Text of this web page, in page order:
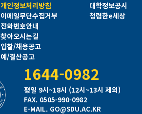
개인정보처리방침
이메일무단수집거부
전화번호안내
찾아오시는길
입찰/채용공고
예/결산공고
대학정보공시
청렴한e세상
1644-0982
평일 9시~18시 (12시~13시 제외)
FAX. 0505-990-0982
E-MAIL. GO@SDU.AC.KR